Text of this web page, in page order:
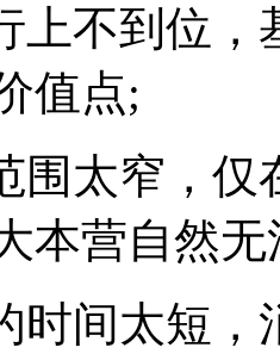
上不到位
值点;
围太窄，
本营自然
时间太短